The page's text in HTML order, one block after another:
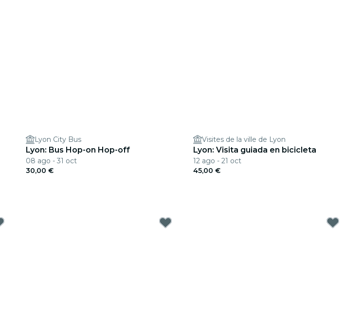
Lyon City Bus
Lyon: Bus Hop-on Hop-off
08 ago - 31 oct
30,00 €
Visites de la ville de Lyon
Lyon: Visita guiada en bicicleta
12 ago - 21 oct
45,00 €